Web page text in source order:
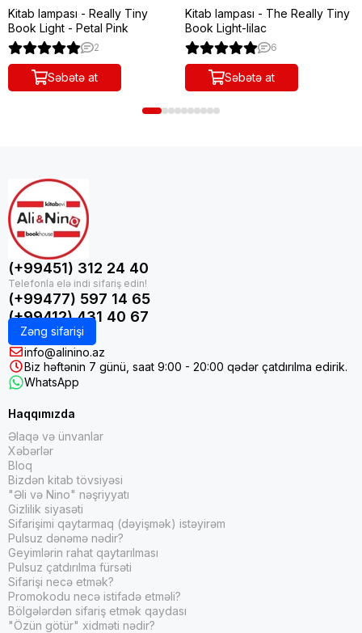
Kitab lampası - Really Tiny
Book Light - Petal Pink
2
Səbətə at
Kitab lampası - The Really Tiny
Book Light-lilac
6
Səbətə at
(+99451) 312 24 40
(+99477) 597 14 65
(+99412) 431 40 67
Zəng sifarişi
info@alinino.az
Biz həftənin 7 günü, saat 9:00 - 20:00 qədər çatdırılma edirik.
WhatsApp
Haqqımızda
Əlaqə və ünvanlar
Xəbərlər
Bloq
Bizdən kitab tövsiyəsi
"Əli və Nino" nəşriyyatı
Gizlilik siyasəti
Sifarişimi qaytarmaq (dəyişmək) istəyirəm
Pulsuz dənəmə nədir?
Geyimlərin rahat qaytarılması
Pulsuz çatdırılma fürsəti
Sifarişi necə etmək?
Promokodu necə istifadə etməli?
Bölgələrdən sifariş etmək qaydası
"Özün götür" xidməti nədir?